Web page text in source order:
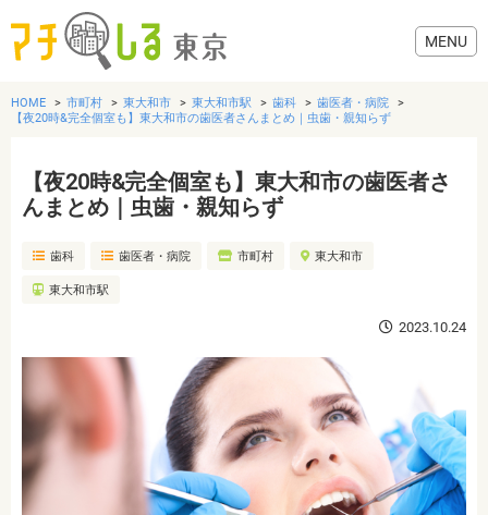
グルメ
美容・健康
おでかけ
生活
HOME 市町村 東大和市 東大和市駅 歯科
歯医者・病院
【夜20時&完全個室も】東大和市の歯医者さんまとめ｜虫歯・親知らず
【夜20時&完全個室も】東大和市の歯医者さ
んまとめ｜虫歯・親知らず
歯科 歯医者・病院 市町村 東大和市
東大和市駅
2023.10.24